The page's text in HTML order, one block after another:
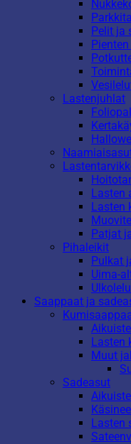
Pelit ja
Lastenjuhlat
Lasten
Lasten
Patjat
Pihaleikit
Pulkat
Uima-
Saappaat ja
Lasten
Muut
Sadeasut
Lasten